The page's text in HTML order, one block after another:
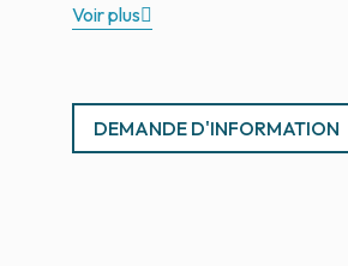
Voir plus
DEMANDE D'INFORMATION